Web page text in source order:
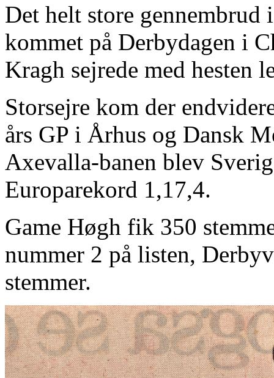
Det helt store gennembrud
kommet på Derbydagen i
Kragh sejrede med hesten
Storsejre kom der
års GP i Århus og Dansk
Axevalla-banen blev
Europarekord 1,17,4.
Game Høgh fik 350
nummer 2 på listen,
stemmer.